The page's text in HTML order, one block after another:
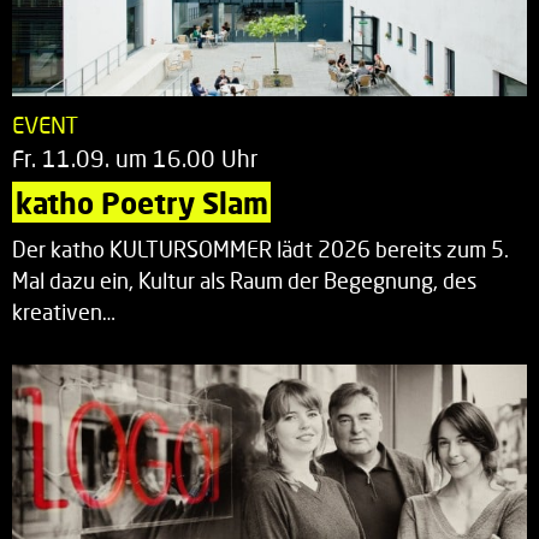
EVENT
Fr. 11.09. um 16.00 Uhr
katho Poetry Slam
Der katho KULTURSOMMER lädt 2026 bereits zum 5.
Mal dazu ein, Kultur als Raum der Begegnung, des
kreativen…